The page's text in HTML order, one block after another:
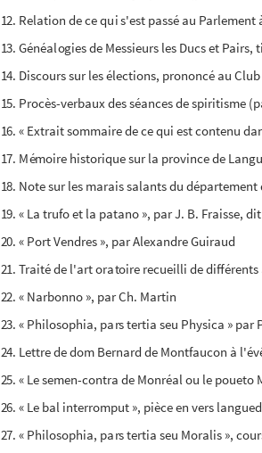
12. Relation de ce qui s'est passé au
13. Généalogies de Messieurs les Ducs et
14. Discours sur les élections, prononcé au
15. Procès-verbaux des séances de spiritisme
16. « Extrait sommaire de ce qui est contenu
17. Mémoire historique sur la province de
18. Note sur les marais salants du
19. « La trufo et la patano », par J. B. Fraisse,
20. « Port Vendres », par Alexandre Guiraud
21. Traité de l'art oratoire recueilli de différents
22. « Narbonno », par Ch. Martin
23. « Philosophia, pars tertia seu Physica » par
24. Lettre de dom Bernard de Montfaucon à
25. « Le semen-contra de Monréal ou le
26. « Le bal interromput », pièce en vers
27. « Philosophia, pars tertia seu Moralis »,